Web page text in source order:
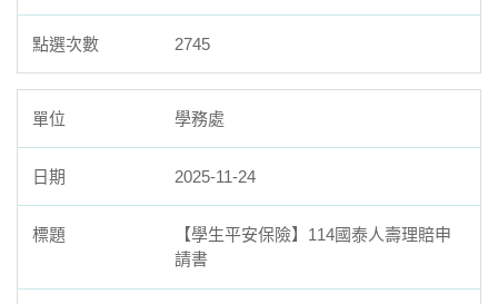
2745
學務處
2025-11-24
【學生平安保險】114國泰人壽理賠申
請書